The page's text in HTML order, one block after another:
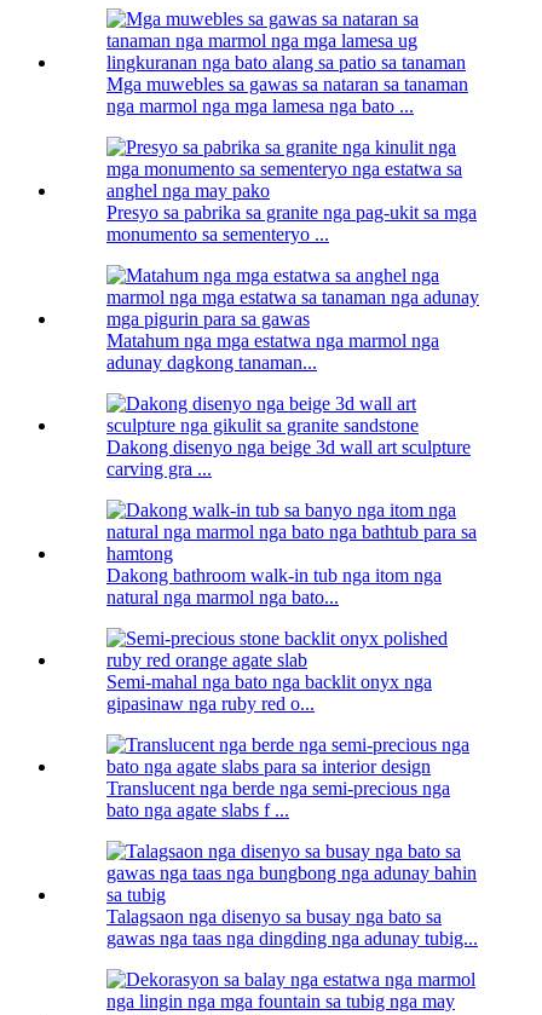
Mga muwebles sa gawas sa nataran sa tanaman
nga marmol nga mga lamesa nga bato ...
Presyo sa pabrika sa granite nga pag-ukit sa mga
monumento sa sementeryo ...
Matahum nga mga estatwa nga marmol nga
adunay dagkong tanaman...
Dakong disenyo nga beige 3d wall art sculpture
carving gra ...
Dakong bathroom walk-in tub nga itom nga
natural nga marmol nga bato...
Semi-mahal nga bato nga backlit onyx nga
gipasinaw nga ruby ​​​​red o...
Translucent nga berde nga semi-precious nga
bato nga agate slabs f ...
Talagsaon nga disenyo sa busay nga bato sa
gawas nga taas nga dingding nga adunay tubig...